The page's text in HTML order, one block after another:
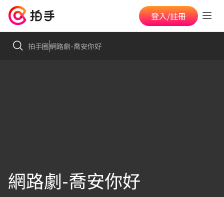
登入/註冊
拍手圈網路劇-喬安你好
網路劇-喬安你好